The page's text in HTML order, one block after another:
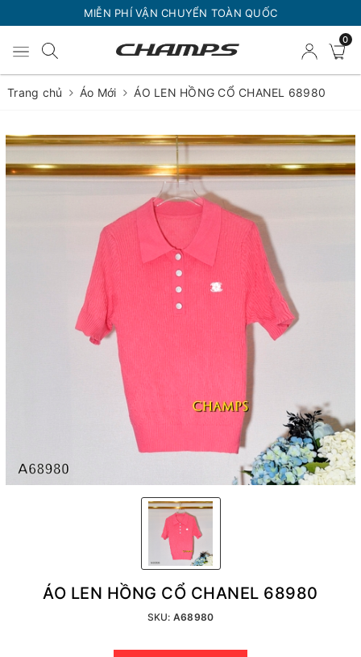
MIỄN PHÍ VẬN CHUYỂN TOÀN QUỐC
0
Trang chủ Áo Mới ÁO LEN HỒNG CỔ CHANEL 68980
ÁO LEN HỒNG CỔ CHANEL 68980
SKU: A68980